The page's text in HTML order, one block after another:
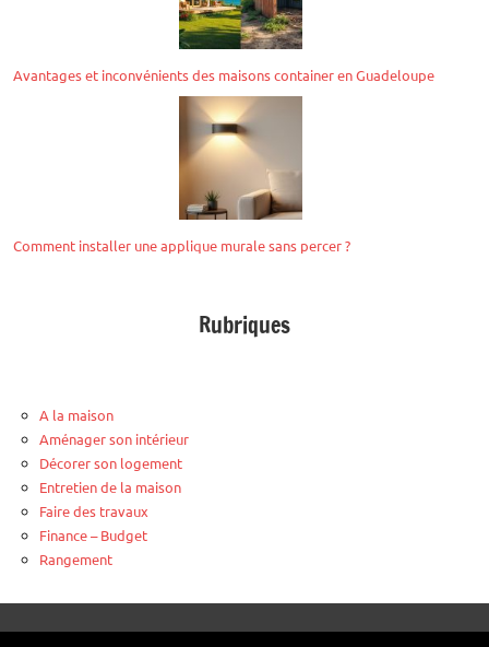
Avantages et inconvénients des maisons container en Guadeloupe
Comment installer une applique murale sans percer ?
Rubriques
A la maison
Aménager son intérieur
Décorer son logement
Entretien de la maison
Faire des travaux
Finance – Budget
Rangement